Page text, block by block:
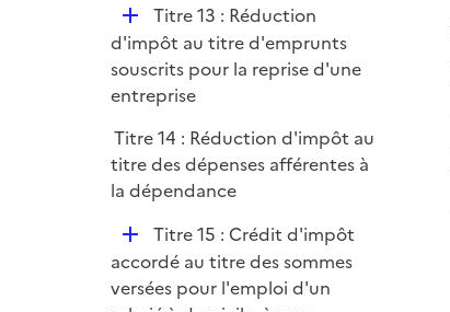
D
é
p
l
e
r
Titre 13 : Réduction
d'impôt au titre d'emprunts
souscrits pour la reprise d'une
entreprise
Titre 14 : Réduction d'impôt au
titre des dépenses afférentes à
la dépendance
D
é
p
Titre 15 : Crédit d'impôt
accordé au titre des sommes
versées pour l'emploi d'un